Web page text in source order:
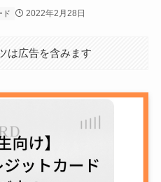
ド 2022年2月28日
は広告を含みます